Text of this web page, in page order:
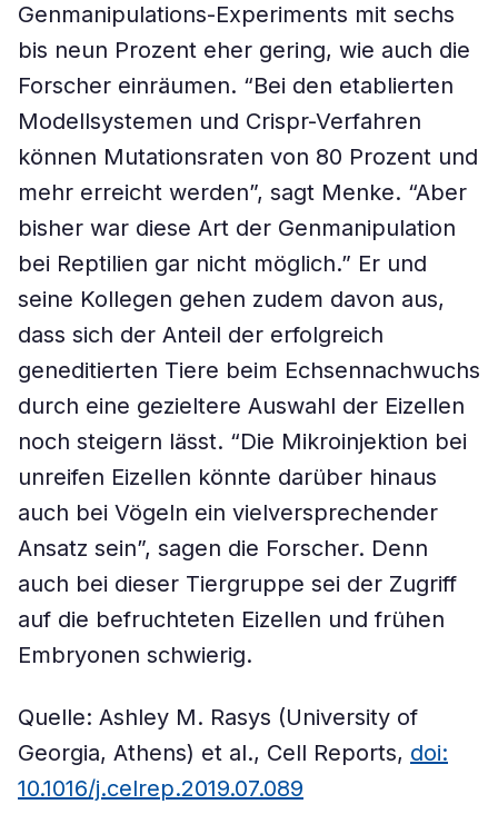
Genmanipulations-Experiments mit sechs
bis neun Prozent eher gering, wie auch die
Forscher einräumen. “Bei den etablierten
Modellsystemen und Crispr-Verfahren
können Mutationsraten von 80 Prozent und
mehr erreicht werden”, sagt Menke. “Aber
bisher war diese Art der Genmanipulation
bei Reptilien gar nicht möglich.” Er und
seine Kollegen gehen zudem davon aus,
dass sich der Anteil der erfolgreich
geneditierten Tiere beim Echsennachwuchs
durch eine gezieltere Auswahl der Eizellen
noch steigern lässt. “Die Mikroinjektion bei
unreifen Eizellen könnte darüber hinaus
auch bei Vögeln ein vielversprechender
Ansatz sein”, sagen die Forscher. Denn
auch bei dieser Tiergruppe sei der Zugriff
auf die befruchteten Eizellen und frühen
Embryonen schwierig.
Quelle: Ashley M. Rasys (University of
Georgia, Athens) et al., Cell Reports, doi:
10.1016/j.celrep.2019.07.089